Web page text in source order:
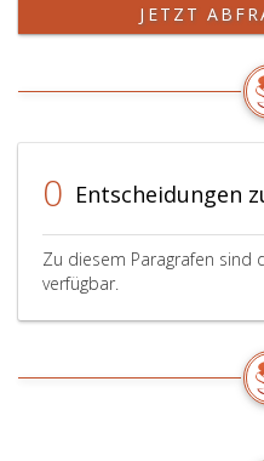
JETZT
0 Entscheidungen
Zu diesem Paragrafen sind
verfügbar.